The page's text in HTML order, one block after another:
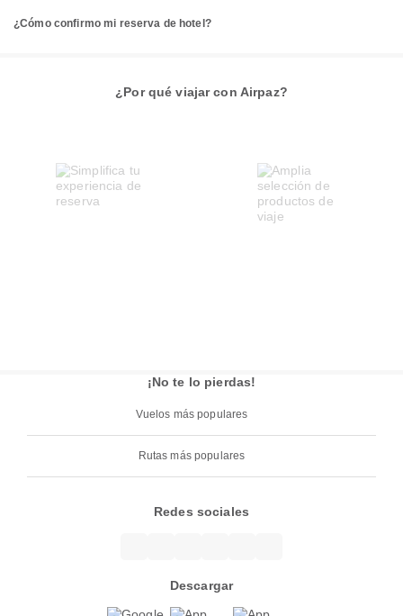
¿Cómo confirmo mi reserva de hotel?
¿Por qué viajar con Airpaz?
¡No te lo pierdas!
Vuelos más populares
Rutas más populares
Redes sociales
Descargar